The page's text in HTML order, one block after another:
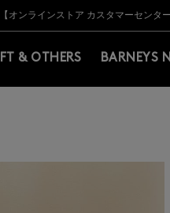
BARNEYS＞会員のお客様は
【夏季休業に伴う出荷一
【オンラインストア カスタマーセンタ
【夏季休業に伴う返品・交換承
熊本県を中心とした地震の
【開催中】SUMMER
BARNEYS＞会員のお客様は
【夏季休業に伴う出荷一
& OTHERS BARNEYS